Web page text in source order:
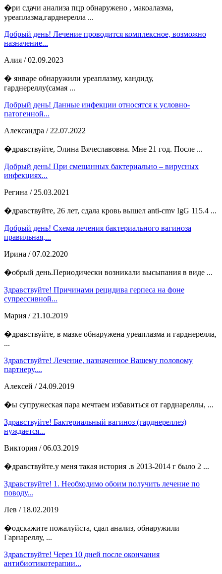
�ри сдачи анализа пцр обнаружено , макоалазма,
уреаплазма,гарднерелла ...
Добрый день! Лечение проводится комплексное, возможно
назначение...
Алия / 02.09.2023
� январе обнаружили уреаплазму, кандиду,
гарднереллу(самая ...
Добрый день! Данные инфекции относятся к условно-
патогенной...
Александра / 22.07.2022
�дравствуйте, Элина Вячеславовна. Мне 21 год. После ...
Добрый день! При смешанных бактериально – вирусных
инфекциях...
Регина / 25.03.2021
�дравствуйте, 26 лет, сдала кровь вышел anti-cmv IgG 115.4 ...
Добрый день! Схема лечения бактериального вагиноза
правильная,...
Ирина / 07.02.2020
�обрый день.Периодически возникали высыпания в виде ...
Здравствуйте! Причинами рецидива герпеса на фоне
супрессивной...
Мария / 21.10.2019
�дравствуйте, в мазке обнаружена уреаплазма и гарднерелла,
...
Здравствуйте! Лечение, назначенное Вашему половому
партнеру,...
Алексей / 24.09.2019
�ы супружеская пара мечтаем избавиться от гарднареллы, ...
Здравствуйте! Бактериальный вагиноз (гарднереллез)
нуждается...
Виктория / 06.03.2019
�дравствуйте.у меня такая история .в 2013-2014 г было 2 ...
Здравствуйте! 1. Необходимо обоим получить лечение по
поводу...
Лев / 18.02.2019
�одскажите пожалуйста, сдал анализ, обнаружили
Гарнареллу, ...
Здравствуйте! Через 10 дней после окончания
антибиотикотерапии...